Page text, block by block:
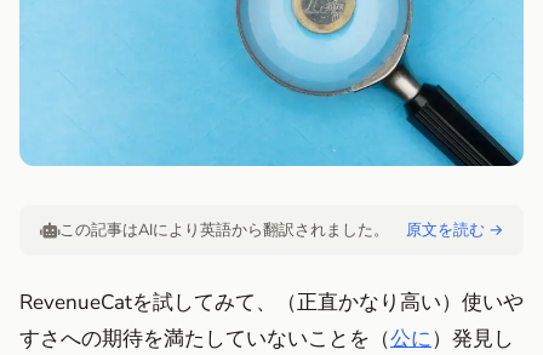
この記事はAIにより英語から翻訳されました。 原文を読む →
RevenueCatを試してみて、（正直かなり高い）使いや
すさへの期待を満たしていないことを（公に）発見し